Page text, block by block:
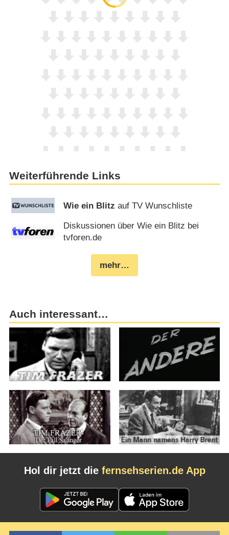
Weiterführende Links
Wie ein Blitz auf TV Wunschliste
Diskussionen über Wie ein Blitz bei
tvforen.de
mehr…
Auch interessant…
Hol dir jetzt die fernsehserien.de App